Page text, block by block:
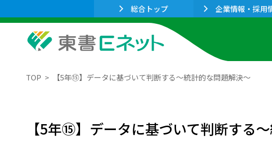
総合トップ 企業情報・採用
TOP 【5年⑮】データに基づいて判断する～統計的な問題解決～
【5年⑮】データに基づいて判断する